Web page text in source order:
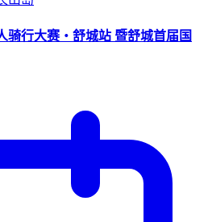
骑行大赛・舒城站 暨舒城首届国